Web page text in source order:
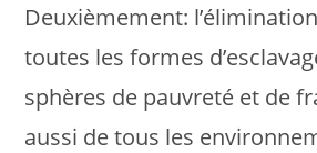
Deuxièmement:
toutes les formes
sphères de pauvreté et de
aussi de tous les